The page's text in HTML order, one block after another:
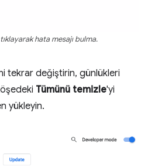
hata mesajı bulma.
tekrar değiştirin, günlükleri
Tümünü temizle'yi
yükleyin.